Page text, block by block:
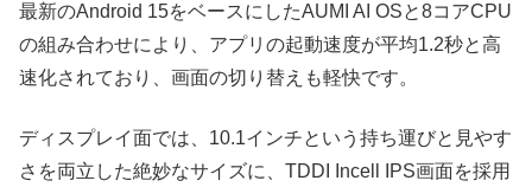
最新のAndroid 15をベースにしたAUMI AI OSと8コアCPU
の組み合わせにより、アプリの起動速度が平均1.2秒と高
速化されており、画面の切り替えも軽快です。
ディスプレイ面では、10.1インチという持ち運びと見やす
さを両立した絶妙なサイズに、TDDI Incell IPS画面を採用